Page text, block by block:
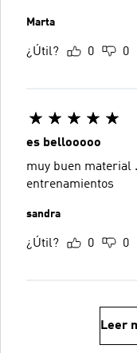
Marta
¿Útil? 0 0
es bellooooo
muy buen material
entrenamientos
sandra
¿Útil? 0 0
Leer